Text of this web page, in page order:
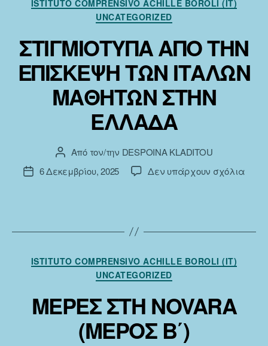
ISTITUTO COMPRENSIVO ACHILLE BOROLI (IT)
UNCATEGORIZED
ΣΤΙΓΜΙΟΤΥΠΑ ΑΠΟ ΤΗΝ
ΕΠΙΣΚΕΨΗ ΤΩΝ ΙΤΑΛΩΝ
ΜΑΘΗΤΩΝ ΣΤΗΝ
ΕΛΛΑΔΑ
Συντάκτης
άρθρου
Από τον/την DESPOINA KLADITOU
Ημ.6 Δεκεμβρίου, 2025 Δεν υπάρχουν σχόλιαστο
ΤΩΝ
Κατηγορίες
ISTITUTO COMPRENSIVO ACHILLE BOROLI (IT)
UNCATEGORIZED
ΜΕΡΕΣ ΣΤΗ NOVARA
(ΜΕΡΟΣ Β΄)